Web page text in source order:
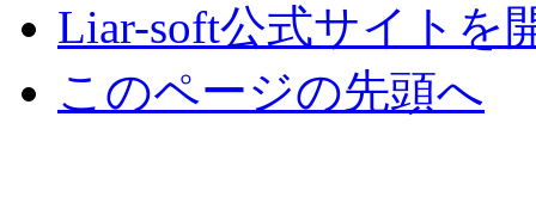
Liar-soft公式サイトを
このページの先頭へ